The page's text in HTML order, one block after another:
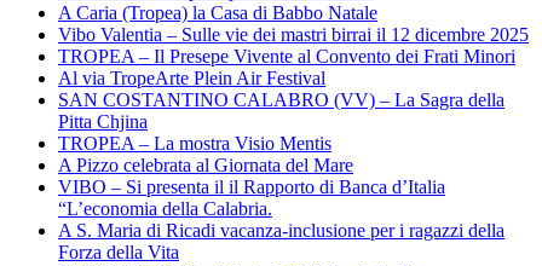
A Caria (Tropea) la Casa di Babbo Natale
Vibo Valentia – Sulle vie dei mastri birrai il 12 dicembre 2025
TROPEA – Il Presepe Vivente al Convento dei Frati Minori
Al via TropeArte Plein Air Festival
SAN COSTANTINO CALABRO (VV) – La Sagra della
Pitta Chjina
TROPEA – La mostra Visio Mentis
A Pizzo celebrata al Giornata del Mare
VIBO – Si presenta il il Rapporto di Banca d’Italia
“L’economia della Calabria.
A S. Maria di Ricadi vacanza-inclusione per i ragazzi della
Forza della Vita